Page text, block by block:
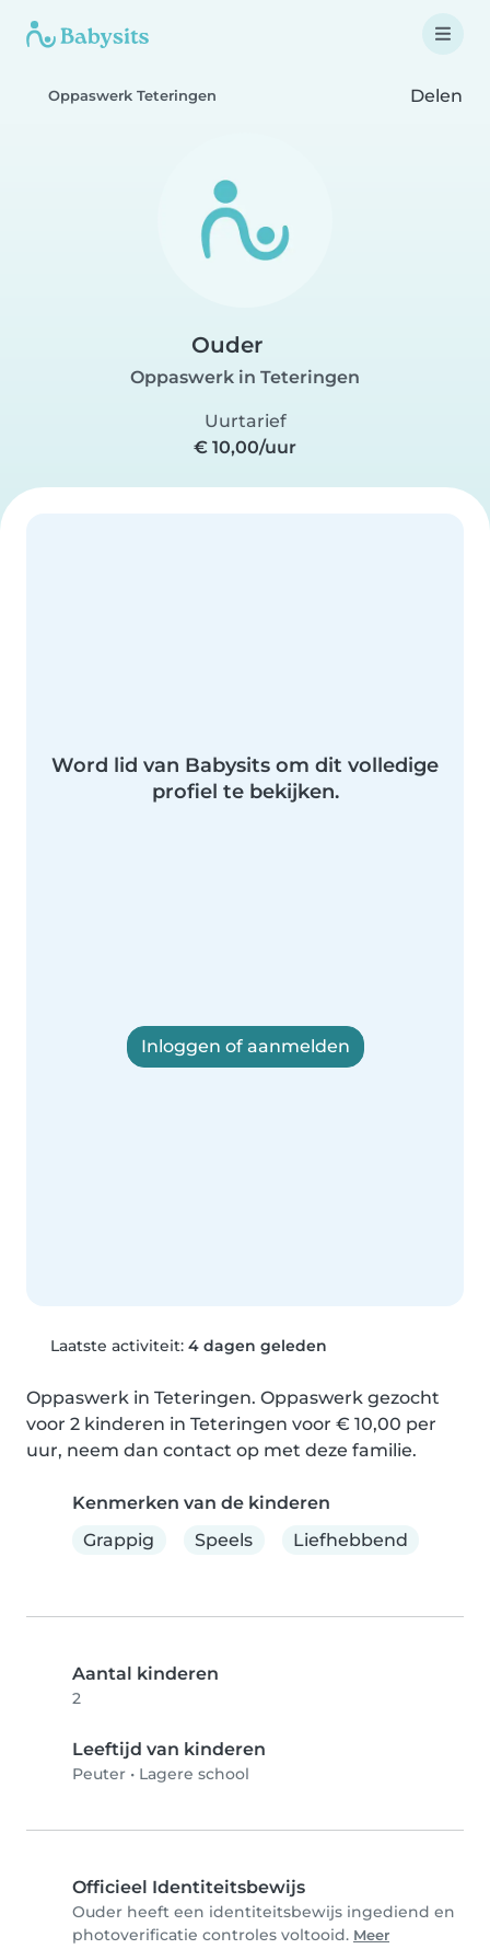
Oppaswerk Teteringen Delen
Ouder
Oppaswerk in Teteringen
Uurtarief
€ 10,00/uur
Word lid van Babysits om dit volledige
profiel te bekijken.
Inloggen of aanmelden
Laatste activiteit: 4 dagen geleden
Oppaswerk in Teteringen. Oppaswerk gezocht
voor 2 kinderen in Teteringen voor € 10,00 per
uur, neem dan contact op met deze familie.
Kenmerken van de kinderen
Grappig
Speels Liefhebbend
Aantal kinderen
2
Leeftijd van kinderen
Peuter • Lagere school
Officieel Identiteitsbewijs
Ouder heeft een identiteitsbewijs ingediend en
photoverificatie controles voltooid. Meer